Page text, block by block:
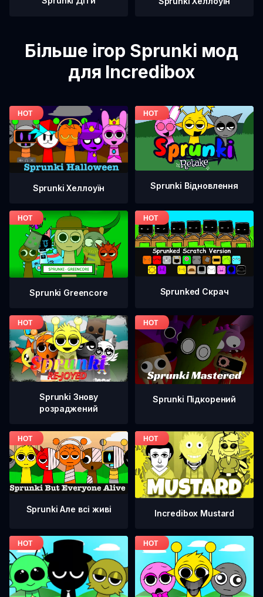
Більше ігор Sprunki мод
для Incredibox
Sprunki Хеллоуїн Sprunki Відновлення
Sprunki Greencore Sprunked Скрач
Sprunki Знову
розраджений
Sprunki Підкорений
Sprunki Але всі живі Incredibox Mustard